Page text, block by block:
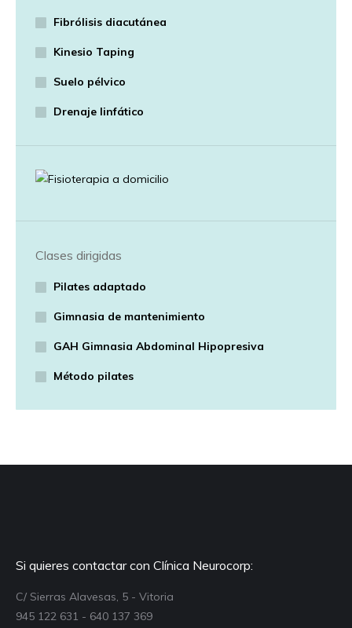
Fibrólisis diacutánea
Kinesio Taping
Suelo pélvico
Drenaje linfático
Clases dirigidas
Pilates adaptado
Gimnasia de mantenimiento
GAH Gimnasia Abdominal Hipopresiva
Método pilates
Si quieres contactar con Clínica Neurocorp:
C/ Sierras Alavesas, 5 - Vitoria
945 122 631 - 640 137 369